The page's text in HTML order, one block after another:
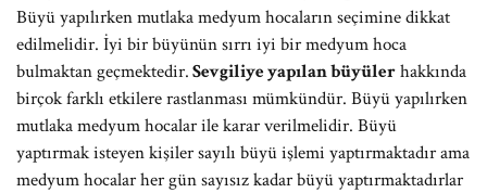
Büyü yapılırken mutlaka medyum hocaların seçimine dikkat
edilmelidir. İyi bir büyünün sırrı iyi bir medyum hoca
bulmaktan geçmektedir.Sevgiliye yapılan büyülerhakkında
birçok farklı etkilere rastlanması mümkündür. Büyü yapılırken
mutlaka medyum hocalar ile karar verilmelidir. Büyü
yaptırmak isteyen kişiler sayılı büyü işlemi yaptırmaktadır ama
medyum hocalar her gün sayısız kadar büyü yaptırmaktadırlar